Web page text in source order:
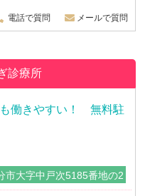
電話で質問 メールで質問
診療所
働きやすい！ 無料駐
市大字中戸次5185番地の2